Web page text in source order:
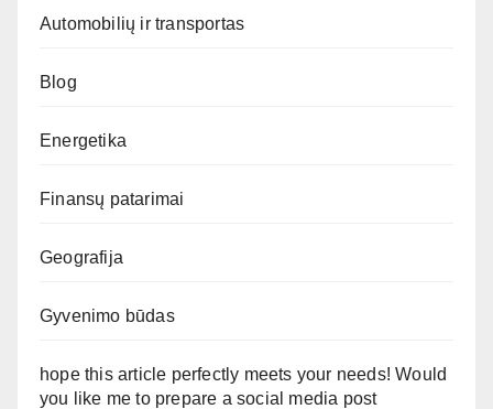
Automobilių ir transportas
Blog
Energetika
Finansų patarimai
Geografija
Gyvenimo būdas
hope this article perfectly meets your needs! Would
you like me to prepare a social media post